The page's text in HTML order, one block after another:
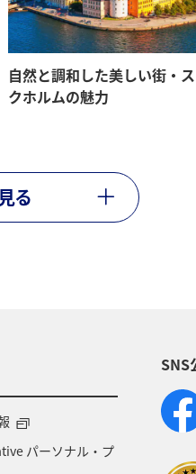
自然と調和した美しい街・
クホルムの魅力
る
パーソナル・プ
SNS